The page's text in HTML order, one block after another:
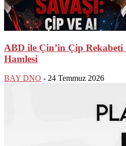
ABD ile Çin’in Çip Rekabeti
Hamlesi
BAY DNO - 24 Temmuz 2026